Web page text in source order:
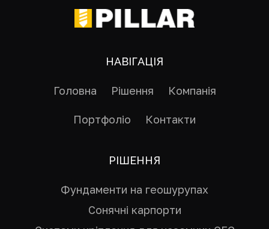
НАВІГАЦІЯ
Головна Рішення Компанія
Портфоліо Контакти
РІШЕННЯ
Фундаменти на геошурупах
Сонячні карпорти